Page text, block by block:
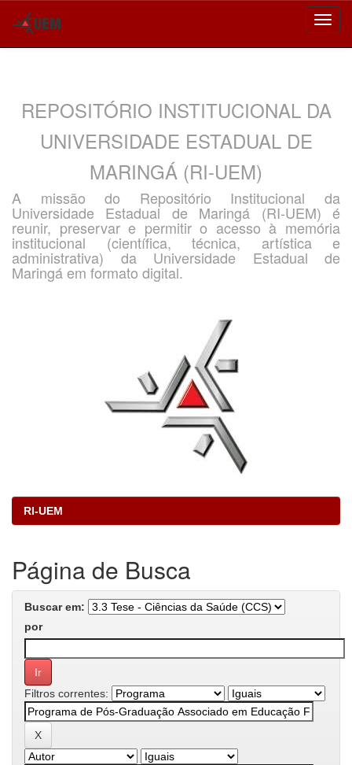
REPOSITÓRIO INSTITUCIONAL DA
UNIVERSIDADE ESTADUAL DE
MARINGÁ (RI-UEM)
A missão do Repositório Institucional da
Universidade Estadual de Maringá (RI-UEM) é
reunir, preservar e permitir o acesso à memória
institucional (científica, técnica, artística e
administrativa) da Universidade Estadual de
Maringá em formato digital.
RI-UEM
Página de Busca
Buscar em:
por
Filtros correntes: